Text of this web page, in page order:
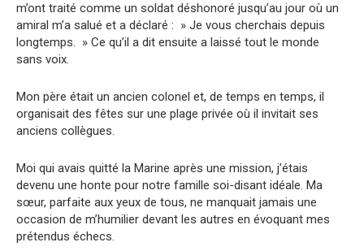
m’ont traité comme un soldat déshonoré jusqu’au jour où un
amiral m’a salué et a déclaré : » Je vous cherchais depuis
longtemps. » Ce qu’il a dit ensuite a laissé tout le monde
sans voix.
Mon père était un ancien colonel et, de temps en temps, il
organisait des fêtes sur une plage privée où il invitait ses
anciens collègues.
Moi qui avais quitté la Marine après une mission, j’étais
devenu une honte pour notre famille soi-disant idéale. Ma
sœur, parfaite aux yeux de tous, ne manquait jamais une
occasion de m’humilier devant les autres en évoquant mes
prétendus échecs.